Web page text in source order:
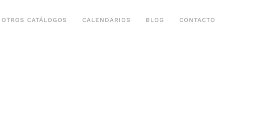
OTROS CATÁLOGOS CALENDARIOS BLOG CONTACTO